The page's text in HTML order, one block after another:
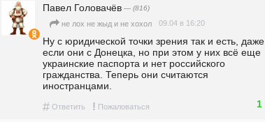
Павел Головачёв — (816)
не лох не жыд и не хохол 09.04 в 16:20
Ну с юридической точки зрения так и есть, даже
если они с Донецка, но при этом у них всё еще
украинские паспорта и нет российского
гражданства. Теперь они считаются
иностранцами.
# Ответить ! Пожаловаться 1